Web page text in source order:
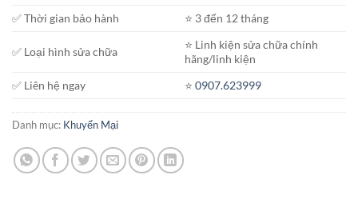
✅ Thời gian bảo hành
⭐️ 3 đến 12 tháng
✅ Loại hình sửa chữa
⭐️ Linh kiện sửa chữa chính
hãng/linh kiện
✅ Liên hệ ngay
⭐️0907.623999
Danh mục: Khuyến Mại